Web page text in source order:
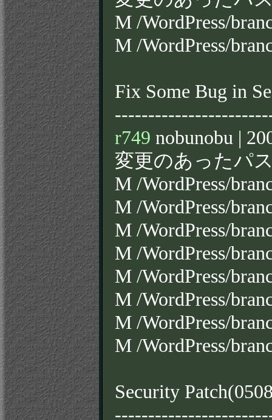
M /WordPress/
M /WordPress/
Fix Some Bug in
r749 nobunobu |
変更のあったパ
M /WordPress/
M /WordPress/
M /WordPress/
M /WordPress/
M /WordPress/
M /WordPress/
M /WordPress/
M /WordPress/
Security